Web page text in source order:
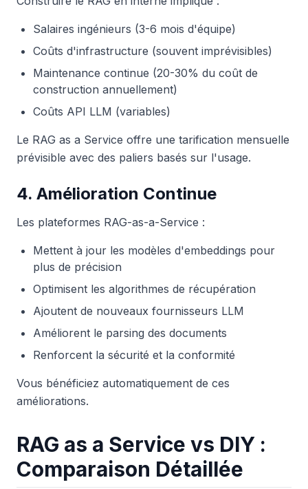
Salaires ingénieurs (3-6 mois d'équipe)
Coûts d'infrastructure (souvent imprévisibles)
Maintenance continue (20-30% du coût de
construction annuellement)
Coûts API LLM (variables)
Le RAG as a Service offre une tarification mensuelle
prévisible avec des paliers basés sur l'usage.
4. Amélioration Continue
Les plateformes RAG-as-a-Service :
Mettent à jour les modèles d'embeddings pour
plus de précision
Optimisent les algorithmes de récupération
Ajoutent de nouveaux fournisseurs LLM
Améliorent le parsing des documents
Renforcent la sécurité et la conformité
Vous bénéficiez automatiquement de ces
améliorations.
RAG as a Service vs DIY :
Comparaison Détaillée